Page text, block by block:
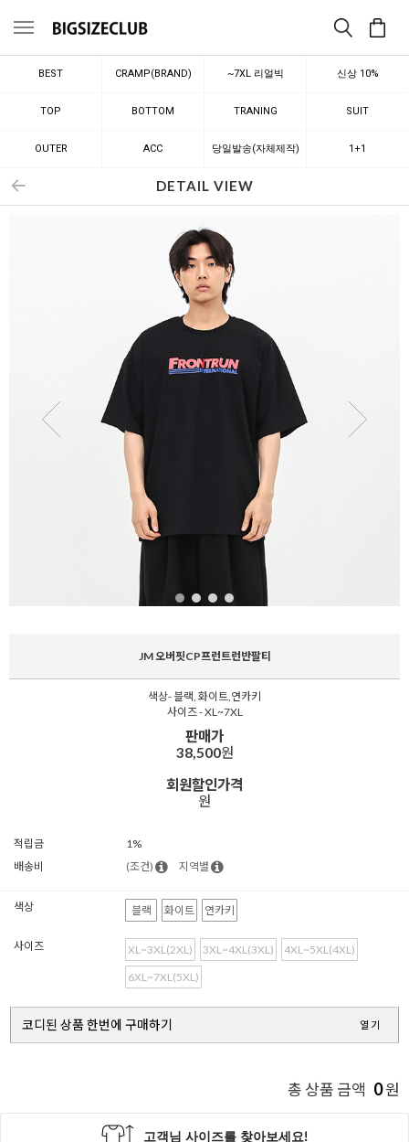
메뉴
BEST CRAMP(BRAND) ~7XL 리얼빅 신상 10%
TOP BOTTOM TRANING SUIT
OUTER ACC 당일발송(자체제작) 1+1
DETAIL VIEW
JM 오버핏CP프런트런반팔티
색상- 블랙, 화이트,연카키
사이즈 - XL~7XL
판매가
38,500원
회원할인가격
원
적립금
1%
배송비
(조건) 지역별
색상 블랙 화이트 연카키
사이즈 XL~3XL(2XL) 3XL~4XL(3XL)
4XL~5XL(4XL)
6XL~7XL(5XL)
코디된 상품 한번에 구매하기 열기
총 상품 금액 0원